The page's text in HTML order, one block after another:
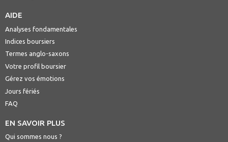
AIDE
Analyses fondamentales
Indices boursiers
Termes anglo-saxons
Votre profil boursier
Gérez vos émotions
Jours fériés
FAQ
EN SAVOIR PLUS
Qui sommes nous ?